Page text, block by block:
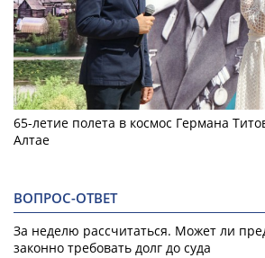
65-летие полета в космос Германа
Алтае
ВОПРОС-ОТВЕТ
За неделю рассчитаться. Может ли
законно требовать долг до суда